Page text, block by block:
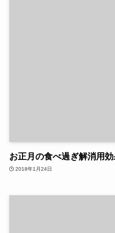
お正月の食べ過ぎ解消用
2018年1月24日